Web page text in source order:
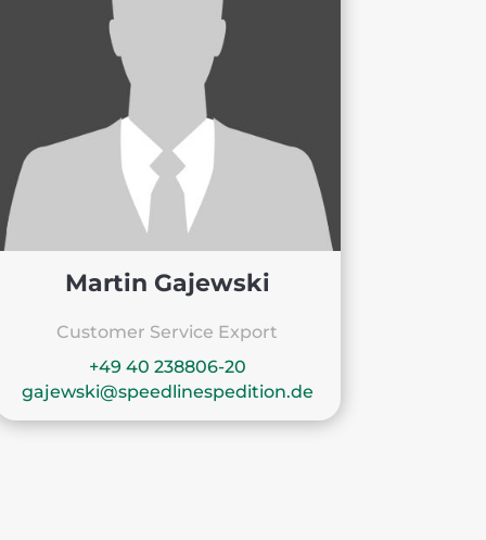
Martin Gajewski
Customer Service Export
+49 40 238806-20
gajewski@speedlinespedition.de